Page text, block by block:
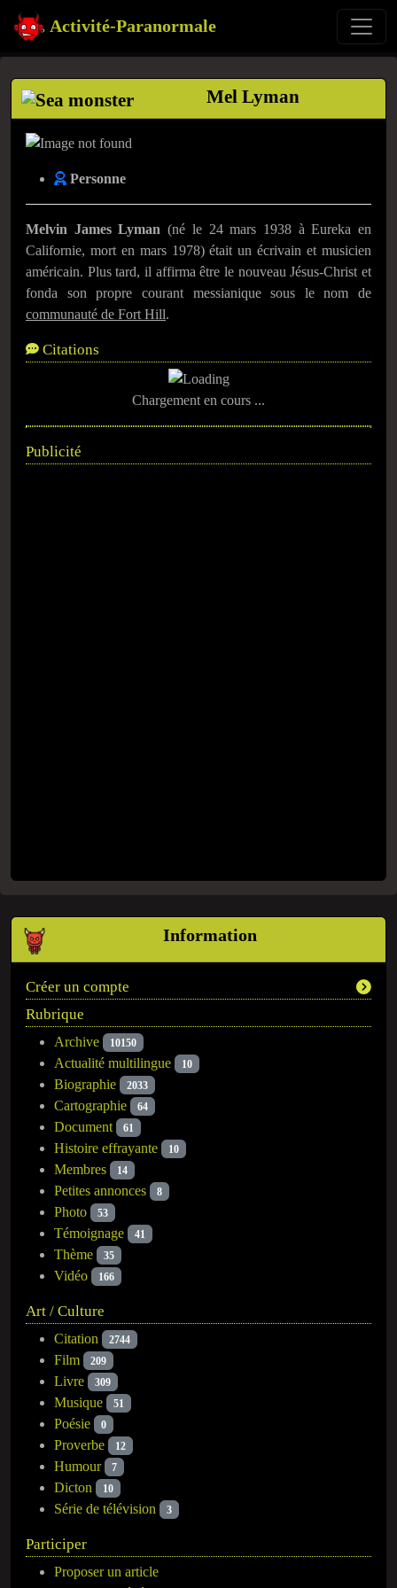
Activité-Paranormale
Information
Créer un compte
Rubrique
Archive 10150
Actualité multilingue 10
Biographie 2033
Cartographie 64
Document 61
Histoire effrayante 10
Membres 14
Petites annonces 8
Photo 53
Témoignage 41
Thème 35
Vidéo 166
Art / Culture
Citation 2744
Film 209
Livre 309
Musique 51
Poésie 0
Proverbe 12
Humour 7
Dicton 10
Série de télévision 3
Participer
Proposer un article
Mel Lyman
Personne
Melvin James Lyman (né le 24 mars 1938 à Eureka en
Californie, mort en mars 1978) était un écrivain et musicien
américain. Plus tard, il affirma être le nouveau Jésus-Christ et
fonda son propre courant messianique sous le nom de
communauté de Fort Hill.
Citations
Chargement en cours ...
Publicité